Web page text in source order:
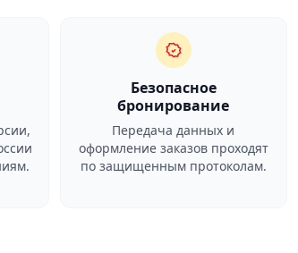
Безопасное
бронирование
Передача данных и
оформление заказов проходят
по защищенным протоколам.